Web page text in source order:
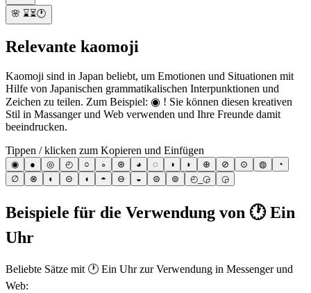
🌸 ⌛⏳🕐
Relevante kaomoji
Kaomoji sind in Japan beliebt, um Emotionen und Situationen mit
Hilfe von Japanischen grammatikalischen Interpunktionen und
Zeichen zu teilen. Zum Beispiel: ◉ ! Sie können diesen kreativen
Stil in Massanger und Web verwenden und Ihre Freunde damit
beeindrucken.
Tippen / klicken zum Kopieren und Einfügen
◉ ● ◎ ◴ ○ ∘ ⊛ ◕ ◌ ◑ ◗ ⊕ ⊘ ⊙ ◍
◔
∅
⊗ ◐ ⊝ ◖ ◓ ⊖ ◒ ⊜ ⊚ ◴_◶ ◶
Beispiele für die Verwendung von 🕐 Ein
Uhr
Beliebte Sätze mit 🕐 Ein Uhr zur Verwendung in Messenger und
Web: